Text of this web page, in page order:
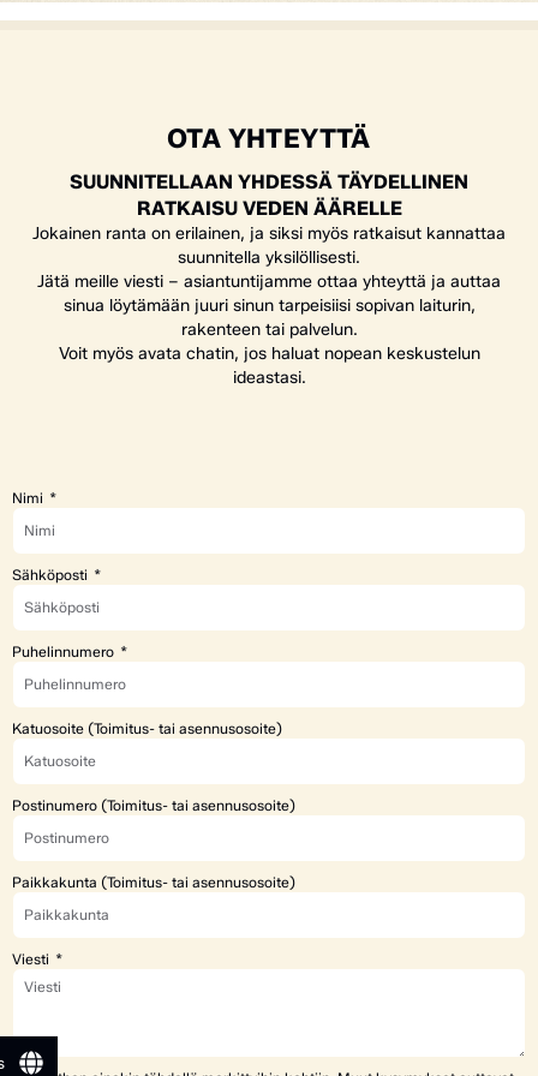
OTA YHTEYTTÄ
SUUNNITELLAAN YHDESSÄ TÄYDELLINEN
RATKAISU VEDEN ÄÄRELLE
Jokainen ranta on erilainen, ja siksi myös ratkaisut kannattaa
suunnitella yksilöllisesti.
Jätä meille viesti – asiantuntijamme ottaa yhteyttä ja auttaa
sinua löytämään juuri sinun tarpeisiisi sopivan laiturin,
rakenteen tai palvelun.
Voit myös avata chatin, jos haluat nopean keskustelun
ideastasi.
Nimi
Sähköposti
Puhelinnumero
Katuosoite (Toimitus- tai asennusosoite)
Postinumero (Toimitus- tai asennusosoite)
Paikkakunta (Toimitus- tai asennusosoite)
Viesti